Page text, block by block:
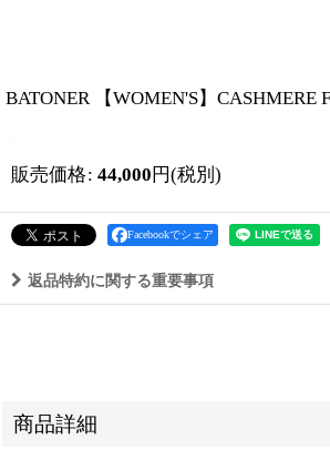
BATONER 【WOMEN'S】
販売価格: 44,000 円(税別)
Facebookでシェア
返品特約に関する重要事項
商品詳細